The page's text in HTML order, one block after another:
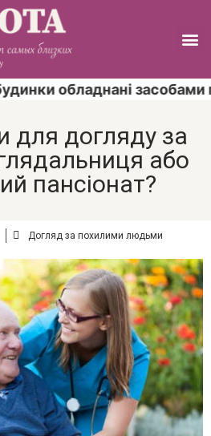
обладнані засобами
для догляду за
або
пансіонат?
Догляд за похилими людьми